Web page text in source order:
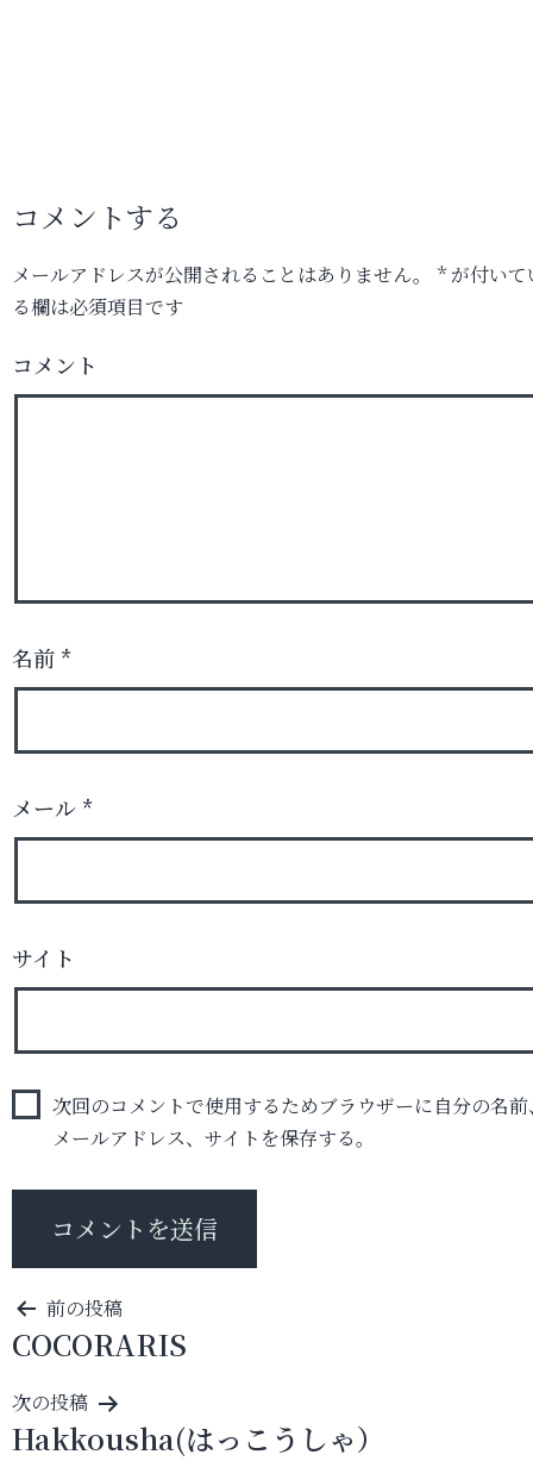
コメントする
メールアドレスが公開されることはありません。 *が付いて
る欄は必須項目です
コメント
名前 *
メール *
サイト
次回のコメントで使用するためブラウザーに自分の名前
メールアドレス、サイトを保存する。
投
稿
ナ
ビ
ゲ
前の投稿
COCORARIS
次の投稿
Hakkousha(はっこうしゃ）